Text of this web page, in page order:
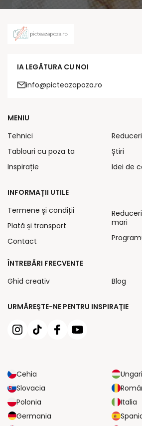
IA LEGĂTURA CU NOI
info@picteazapoza.ro
URMĂREȘTE-NE PENTRU INSPIRAȚIE
Cehia
Slovacia
Polonia
Italia
Germania
MENIU
Tehnici
Tablouri cu poza ta
Inspirație
Reduceri
Știri
Idei de
INFORMAȚII UTILE
Termene și condiții
Plată și transport
Contact
mari
ÎNTREBĂRI FRECVENTE
Ghid creativ
Blog